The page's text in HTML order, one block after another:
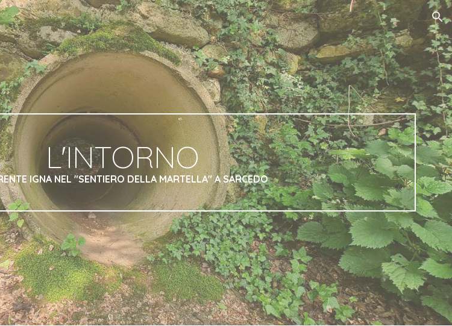
Skip to navigation
L'INTORNO
IGNA NEL "SENTIERO DELLA MARTELLA" A SARCEDO